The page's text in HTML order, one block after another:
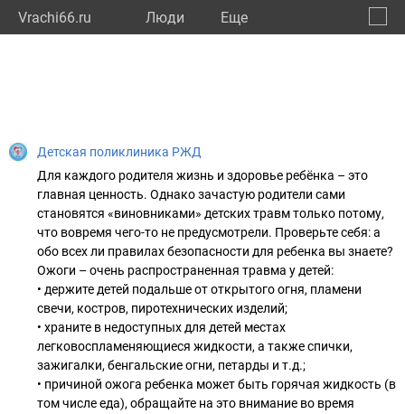
Vrachi66.ru Люди Eще
Детская поликлиника РЖД
Для каждого родителя жизнь и здоровье ребёнка – это
главная ценность. Однако зачастую родители сами
становятся «виновниками» детских травм только потому,
что вовремя чего-то не предусмотрели. Проверьте себя: а
обо всех ли правилах безопасности для ребенка вы знаете?
Ожоги – очень распространенная травма у детей:
• держите детей подальше от открытого огня, пламени
свечи, костров, пиротехнических изделий;
• храните в недоступных для детей местах
легковоспламеняющиеся жидкости, а также спички,
зажигалки, бенгальские огни, петарды и т.д.;
• причиной ожога ребенка может быть горячая жидкость (в
том числе еда), обращайте на это внимание во время